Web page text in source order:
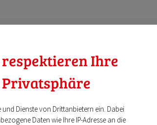
& Tischlerei erfahren?
Ihre
Privatsphäre
Dienste von Drittanbietern ein. Dabei
Daten wie Ihre IP-Adresse an die